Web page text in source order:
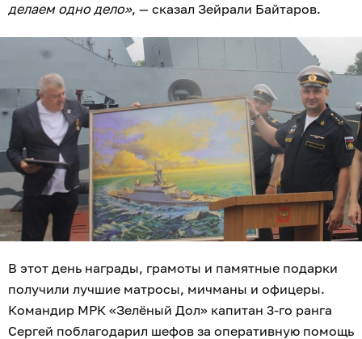
делаем одно дело», — сказал Зейрали Байтаров.
В этот день награды, грамоты и памятные подарки
получили лучшие матросы, мичманы и офицеры.
Командир МРК «Зелёный Дол» капитан 3-го ранга
Сергей поблагодарил шефов за оперативную помощь